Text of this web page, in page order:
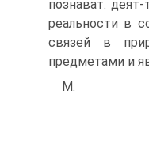
познават.
реальности в
связей в
предметами и
М.